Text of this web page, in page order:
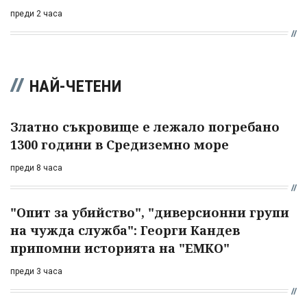
преди 2 часа
НАЙ-ЧЕТЕНИ
Златно съкровище е лежало погребано
1300 години в Средиземно море
преди 8 часа
"Опит за убийство", "диверсионни групи
на чужда служба": Георги Кандев
припомни историята на "ЕМКО"
преди 3 часа